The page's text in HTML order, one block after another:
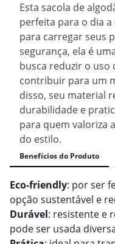
Esta sacola de
perfeita para o dia
para carregar seus
segurança, ela é
busca reduzir o uso
contribuir para um
disso, seu material
durabilidade e
para quem valoriza
do estilo.
Benefícios do Produto
Eco-friendly: por ser
opção sustentável e
Durável: resistente e
pode ser usada